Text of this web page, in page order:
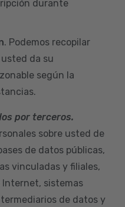
durante
. Podemos recopilar
da su
según la
por terceros.
sobre usted de
de datos públicas,
vinculadas y filiales,
Internet, sistemas
de datos y